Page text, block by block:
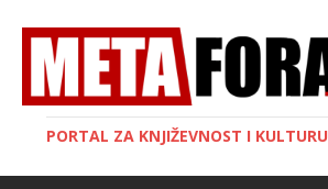
PORTAL ZA KNJIŽEVNOST I KULTURU